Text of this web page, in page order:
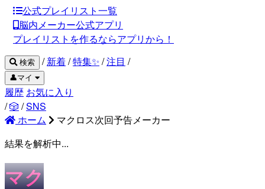
公式プレイリスト一覧
脳内メーカー公式アプリ
プレイリストを作るならアプリから！
検索 / 新着/特集✨ /注目 /
👤マイ
履歴 お気に入り
/🎲 /SNS
ホーム
マクロス次回予告メーカー
結果を解析中...
マク